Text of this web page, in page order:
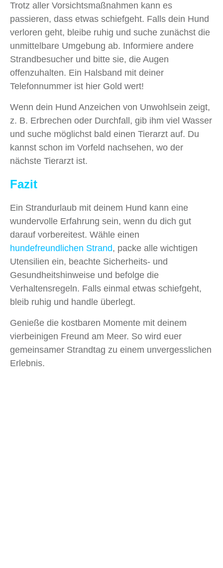
Trotz aller Vorsichtsmaßnahmen kann es
passieren, dass etwas schiefgeht. Falls dein Hund
verloren geht, bleibe ruhig und suche zunächst die
unmittelbare Umgebung ab. Informiere andere
Strandbesucher und bitte sie, die Augen
offenzuhalten. Ein Halsband mit deiner
Telefonnummer ist hier Gold wert!
Wenn dein Hund Anzeichen von Unwohlsein zeigt,
z. B. Erbrechen oder Durchfall, gib ihm viel Wasser
und suche möglichst bald einen Tierarzt auf. Du
kannst schon im Vorfeld nachsehen, wo der
nächste Tierarzt ist.
Fazit
Ein Strandurlaub mit deinem Hund kann eine
wundervolle Erfahrung sein, wenn du dich gut
darauf vorbereitest. Wähle einen
hundefreundlichen Strand, packe alle wichtigen
Utensilien ein, beachte Sicherheits- und
Gesundheitshinweise und befolge die
Verhaltensregeln. Falls einmal etwas schiefgeht,
bleib ruhig und handle überlegt.
Genieße die kostbaren Momente mit deinem
vierbeinigen Freund am Meer. So wird euer
gemeinsamer Strandtag zu einem unvergesslichen
Erlebnis.